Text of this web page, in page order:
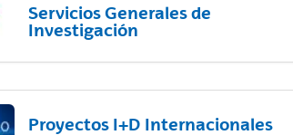
Servicios Generales de
Investigación
Proyectos I+D Internacionales